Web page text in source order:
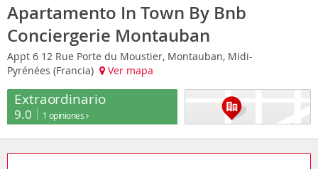
Apartamento In Town By Bnb
Conciergerie Montauban
Appt 6 12 Rue Porte du Moustier, Montauban, Midi-
Pyrénées (Francia)
Ver mapa
Extraordinario
9.0 1 opiniones